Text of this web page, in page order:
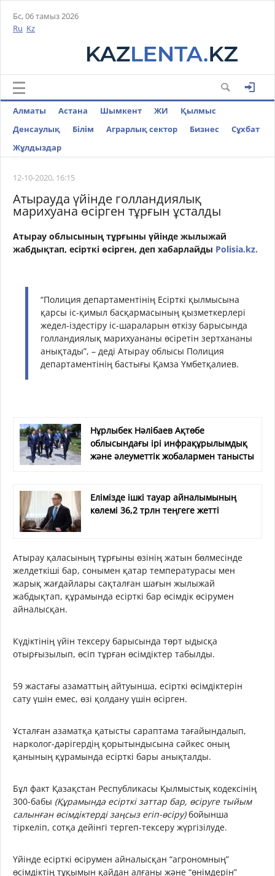
Бс, 06 тамыз 2026
Ru Kz
Алматы Астана Шымкент ЖИ
Қылмыс
Денсаулық
Білім Аграрлық сектор Бизнес
Cұхбат
Жұлдыздар
12-10-2020, 16:15
Атырауда үйінде голландиялық
марихуана өсірген тұрғын ұсталды
Атырау облысының тұрғыны үйінде жылыжай
жабдықтап, есірткі өсірген, деп хабарлайды Polisia.kz.
“Полиция департаментінің Есірткі қылмысына
қарсы іс-қимыл басқармасының қызметкерлері
жедел-іздестіру іс-шараларын өткізу барысында
голландиялық марихуананы өсіретін зертхананы
анықтады”, – деді Атырау облысы Полиция
департаментінің бастығы Қамза Үмбетқалиев.
Нұрлыбек Нәлібаев Ақтөбе
облысындағы ірі инфрақұрылымдық
және әлеуметтік жобалармен танысты
Елімізде ішкі тауар айналымының
көлемі 36,2 трлн теңгеге жетті
Атырау қаласының тұрғыны өзінің жатын бөлмесінде
желдеткіші бар, сонымен қатар температурасы мен
жарық жағдайлары сақталған шағын жылыжай
жабдықтап, құрамында есірткі бар өсімдік өсірумен
айналысқан.
Күдіктінің үйін тексеру барысында төрт ыдысқа
отырғызылып, өсіп тұрған өсімдіктер табылды.
59 жастағы азаматтың айтуынша, есірткі өсімдіктерін
сату үшін емес, өзі қолдану үшін өсірген.
Ұсталған азаматқа қатысты сараптама тағайындалып,
нарколог-дәрігердің қорытындысына сәйкес оның
қанының құрамында есірткі бары анықталды.
Бұл факт Қазақстан Республикасы Қылмыстық кодексінің
300-бабы (Құрамында есірткі заттар бар, өсіруге тыйым
салынған өсімдіктерді заңсыз егіп-өсіру)бойынша
тіркеліп, сотқа дейінгі тергеп-тексеру жүргізілуде.
Үйінде есірткі өсірумен айналысқан “агрономның”
өсімдіктің тұқымын қайдан алғаны және “өнімдерін”